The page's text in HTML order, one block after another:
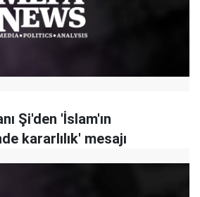
Şi'den 'İslam'ın
kararlılık' mesajı